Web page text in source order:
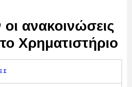
ανακοινώσεις
Χρηματιστήριο